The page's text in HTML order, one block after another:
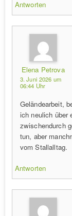
Antworten
Elena Petrova
3. Juni 2026 um
06:44 Uhr
Geländearbeit,
ich neulich über
zwischendurch
tun, aber
vom Stallalltag.
Antworten